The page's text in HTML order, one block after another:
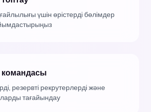
үшін өрістерді бөлімдер
командасы
резервті рекрутерлерді және
тағайындау